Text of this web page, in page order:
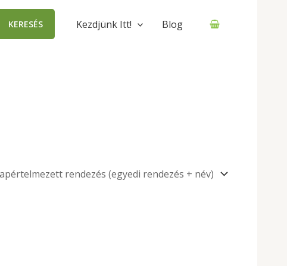
KERESÉS Kezdjünk Itt! Blog